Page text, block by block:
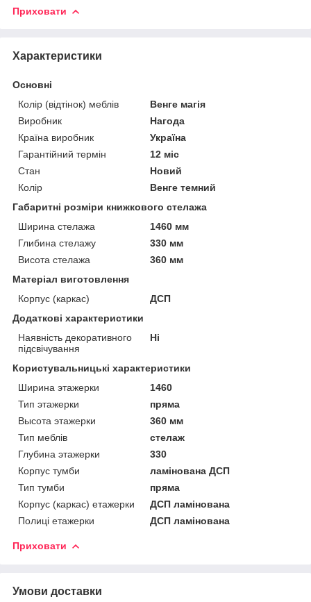
Приховати
Характеристики
Основні
Колір (відтінок) меблів
Венге магія
Виробник
Нагода
Країна виробник
Україна
Гарантійний термін
12 міс
Стан
Новий
Колір
Венге темний
Габаритні розміри книжкового стелажа
Ширина стелажа
1460 мм
Глибина стелажу
330 мм
Висота стелажа
360 мм
Матеріал виготовлення
Корпус (каркас)
ДСП
Додаткові характеристики
Наявність декоративного
підсвічування
Ні
Користувальницькі характеристики
Ширина этажерки
1460
Тип этажерки
пряма
Высота этажерки
360 мм
Тип меблів
стелаж
Глубина этажерки
330
Корпус тумби
ламінована ДСП
Тип тумби
пряма
Корпус (каркас) етажерки
ДСП ламінована
Полиці етажерки
ДСП ламінована
Приховати
Умови доставки